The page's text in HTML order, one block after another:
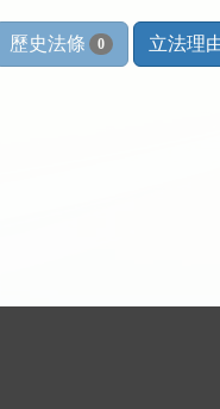
歷史法條 0 立法理